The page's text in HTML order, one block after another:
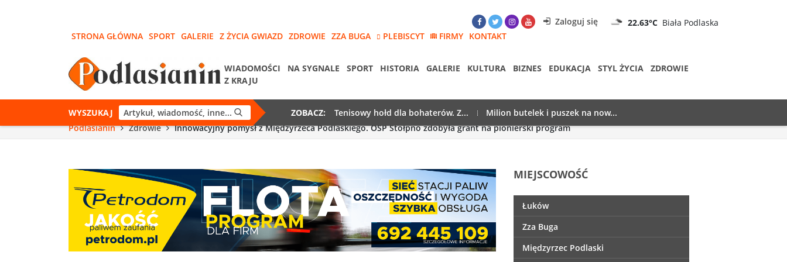
Zaloguj się 22.63°C Biała Podlaska
STRONA GŁÓWNA SPORT GALERIE Z ŻYCIA GWIAZD ZDROWIE ZZA BUGA PLEBISCYT FIRMY KONTAKT
WIADOMOŚCI NA SYGNALE SPORT HISTORIA GALERIE KULTURA BIZNES EDUKACJA STYL ŻYCIA
ZDROWIE
Z KRAJU
WYSZUKAJ ZOBACZ: Tenisowy hołd dla bohaterów. Z...
Milion butelek i puszek na now...
Podlasianin
Zdrowie Innowacyjny pomysł z Międzyrzeca Podlaskiego. OSP Stołpno zdobyła grant na pionierski program
MIEJSCOWOŚĆ
Łuków
Zza Buga
Międzyrzec Podlaski